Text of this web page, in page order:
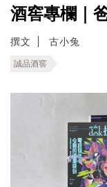
酒窖專欄｜
撰文 古小兔
誠品酒窖